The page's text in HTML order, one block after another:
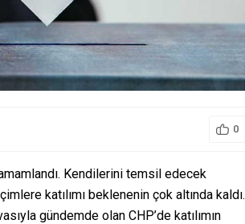
0
Kendilerini temsil edecek
katılımı beklenenin çok altında kaldı.
gündemde olan CHP’de katılımın